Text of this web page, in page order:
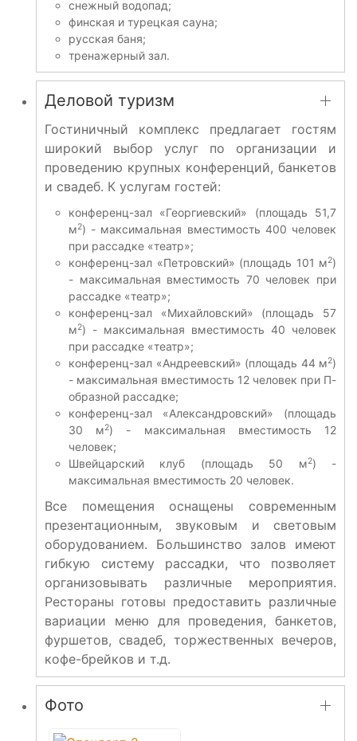
снежный водопад;
финская и турецкая сауна;
русская баня;
тренажерный зал.
Деловой туризм
Гостиничный комплекс предлагает гостям
широкий выбор услуг по организации и
проведению крупных конференций, банкетов
и свадеб. К услугам гостей:
конференц-зал «Георгиевский» (площадь 51,7
м2) - максимальная вместимость 400 человек
при рассадке «театр»;
конференц-зал «Петровский» (площадь 101 м2)
- максимальная вместимость 70 человек при
рассадке «театр»;
конференц-зал «Михайловский» (площадь 57
м2) - максимальная вместимость 40 человек
при рассадке «театр»;
конференц-зал «Андреевский» (площадь 44 м2)
- максимальная вместимость 12 человек при П-
образной рассадке;
конференц-зал «Александровский» (площадь
30 м2) - максимальная вместимость 12
человек;
Швейцарский клуб (площадь 50 м2) -
максимальная вместимость 20 человек.
Все помещения оснащены современным
презентационным, звуковым и световым
оборудованием. Большинство залов имеют
гибкую систему рассадки, что позволяет
организовывать различные мероприятия.
Рестораны готовы предоставить различные
вариации меню для проведения, банкетов,
фуршетов, свадеб, торжественных вечеров,
кофе-брейков и т.д.
Фото